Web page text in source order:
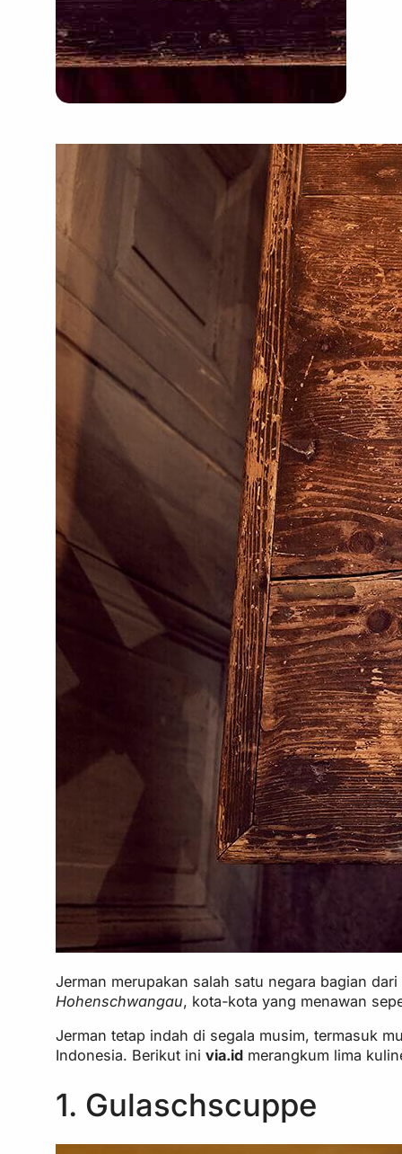
Jerman merupakan salah satu negara bagian
Hohenschwangau, kota-kota yang menawan
Jerman tetap indah di segala musim, termasuk
Indonesia. Berikut inivia.id merangkum lima
1. Gulaschscuppe